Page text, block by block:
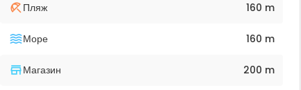
Пляж 160 m
Море 160 m
Магазин 200 m